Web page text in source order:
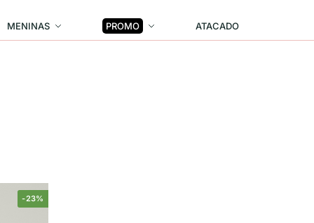
MENINAS PROMO ATACADO
-23%